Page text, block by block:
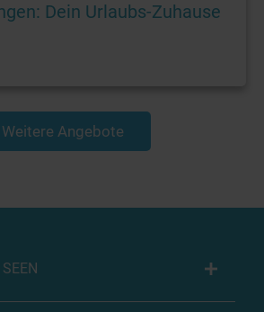
Dein Urlaubs-Zuhause
Weitere Angebote